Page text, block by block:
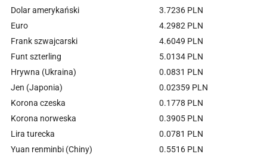
Dolar amerykański
3.7236 PLN
Euro
4.2982 PLN
Frank szwajcarski
4.6049 PLN
Funt szterling
5.0134 PLN
Hrywna (Ukraina)
0.0831 PLN
Jen (Japonia)
0.02359 PLN
Korona czeska
0.1778 PLN
Korona norweska
0.3905 PLN
Lira turecka
0.0781 PLN
Yuan renminbi (Chiny)
0.5516 PLN